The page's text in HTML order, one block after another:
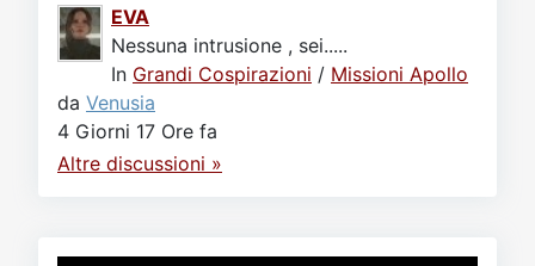
EVA
Nessuna intrusione , sei.....
In Grandi Cospirazioni / Missioni Apollo
da Venusia
4 Giorni 17 Ore fa
Altre discussioni »